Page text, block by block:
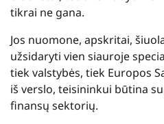
tikrai ne gana.
Jos nuomone, apskritai,
užsidaryti vien siauroje
tiek valstybės, tiek Europos
iš verslo, teisininkui būtina
finansų sektorių.